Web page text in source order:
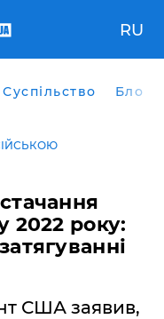
RU
Суспільство Блоги
2022 року:
США заявив,